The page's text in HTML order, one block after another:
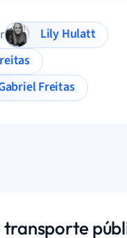
Lily Hulatt
Freitas